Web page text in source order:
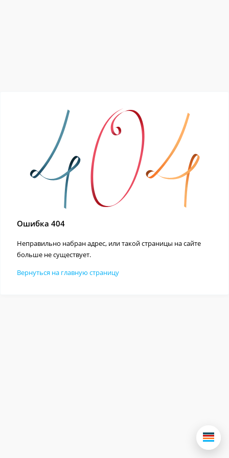
Ошибка 404
Неправильно набран адрес, или такой страницы на сайте
больше не существует.
Вернуться на главную страницу